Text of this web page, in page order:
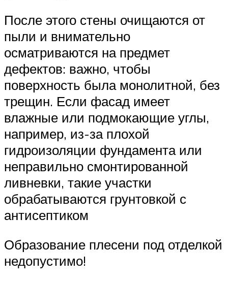
После этого стены очищаются от
пыли и внимательно
осматриваются на предмет
дефектов: важно, чтобы
поверхность была монолитной, без
трещин. Если фасад имеет
влажные или подмокающие углы,
например, из-за плохой
гидроизоляции фундамента или
неправильно смонтированной
ливневки, такие участки
обрабатываются грунтовкой с
антисептиком
Образование плесени под отделкой
недопустимо!